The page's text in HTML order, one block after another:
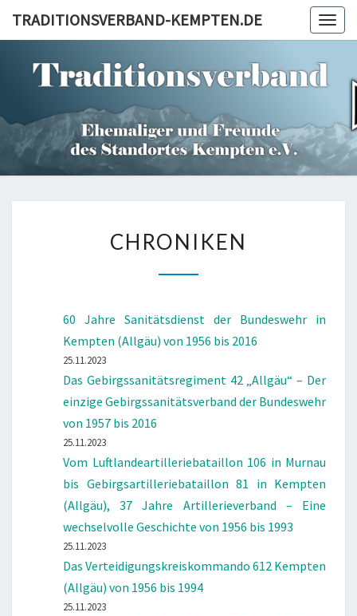
TRADITIONSVERBAND-KEMPTEN.DE
CHRONIKEN
60 Jahre Sanitätsdienst der Bundeswehr in
Kempten (Allgäu) von 1956 bis 2016
25.11.2023
Das Gebirgssanitätsregiment 42 „Allgäu“ – Der
einzige Gebirgssanitätsverband der Bundeswehr
von 1957 bis 2016
25.11.2023
Vom Luftlandeartilleriebataillon 106 in Murnau
bis Gebirgsartilleriebataillon 81 in Kempten
(Allgäu), 37 Jahre Artillerieverband – Eine
wechselvolle Geschichte von 1956 bis 1993
25.11.2023
Das Verteidigungskreiskommando 612 Kempten
(Allgäu) von 1956 bis 1994
25.11.2023